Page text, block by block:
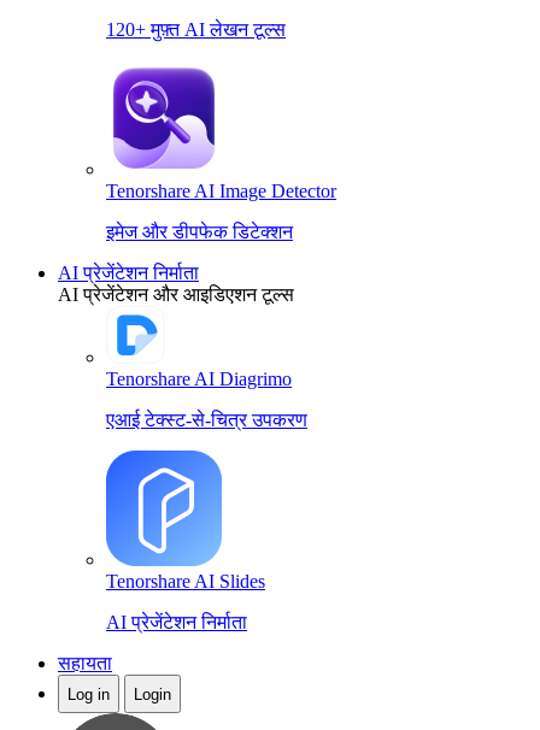
120+ मुफ़्त AI लेखन टूल्स
Tenorshare AI Image Detector
इमेज और डीपफेक डिटेक्शन
AI प्रेजेंटेशन निर्माता
AI प्रेजेंटेशन और आइडिएशन टूल्स
Tenorshare AI Diagrimo
एआई टेक्स्ट-से-चित्र उपकरण
Tenorshare AI Slides
AI प्रेजेंटेशन निर्माता
सहायता
Log in Login